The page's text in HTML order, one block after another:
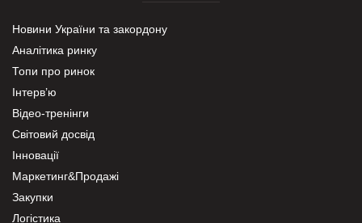
Новини України та закордону
Аналітика ринку
Топи про ринок
Інтерв’ю
Відео-тренінги
Світовий досвід
Інновації
Маркетинг&Продажі
Закупки
Логістика